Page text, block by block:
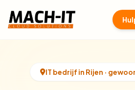
IT bedrijf in Rijen ·